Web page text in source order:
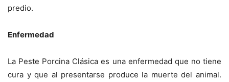
predio.
Enfermedad
La Peste Porcina Clásica es una enfermedad que no tiene
cura y que al presentarse produce la muerte del animal.